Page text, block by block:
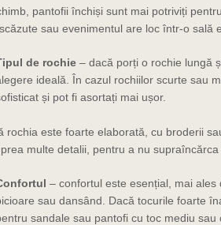
pantofii închiși sunt mai potriviți
sau evenimentul are loc într-o sală
de rochie– dacă porți o rochie lungă
ideală. În cazul rochiilor scurte sau
și pot fi asortați mai ușor.
rochia este foarte elaborată, cu broderii
multe detalii, pentru a nu supraîncărca
– confortul este esențial, mai
sau dansând. Dacă tocurile foarte
sandale sau pantofi cu toc mediu